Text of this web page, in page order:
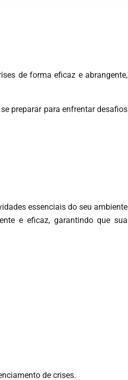
de forma eficaz e abrangente,
preparar para enfrentar desafios
essenciais do seu ambiente
e eficaz, garantindo que sua
de crises.